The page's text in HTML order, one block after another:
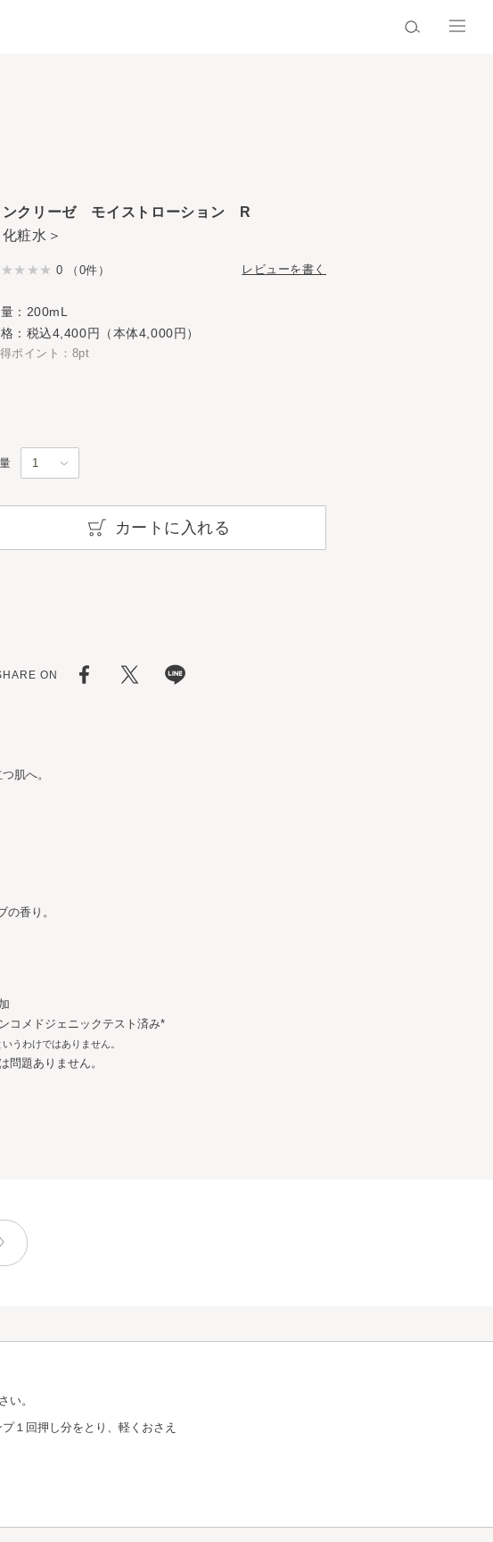
ンクリーゼ モイストローション R
化粧水＞
0 （0件） レビューを書く
肌へ。
香り。
コメドジェニックテスト済み*
うわけではありません。
問題ありません。
：200mL
：税込4,400円（本体4,000円）
ポイント：8pt
カートに入れる
ON
い。
１回押し分をとり、軽くおさえ